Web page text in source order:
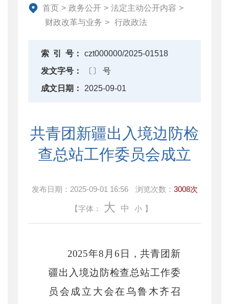
资产监督管理
金融工作
财政内控监督
下载中心
重点领域信息公开
首页 > 政务公开 > 法定主动公开内容 >
财政改革与业务 > 行政政法
索 引 号：
czt000000/2025-01518
发文字号：
〔〕 号
成文日期：
2025-09-01
共青团新疆出入境边防检
查总站工作委员会成立
发布日期： 2025-09-01 16:56 浏览次数： 3008次
【字体： 大 中 小 】
2025年8月6日，共青团新
疆出入境边防检查总站工作委
员会成立大会在乌鲁木齐召